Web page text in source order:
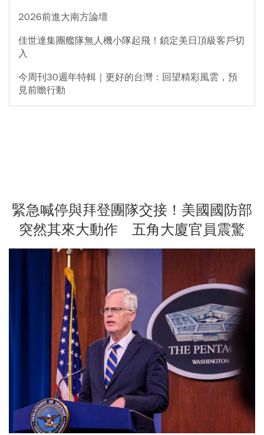
2026前進大南方論壇
佳世達集團艦隊無人機小隊起飛！鎖定美日頂級客戶切
入
今周刊30週年特輯｜更好的台灣：回望精彩風雲，預
見前瞻行動
緊急喊停與拜登團隊交接！美國國防部
突然其來大動作 五角大廈官員震驚